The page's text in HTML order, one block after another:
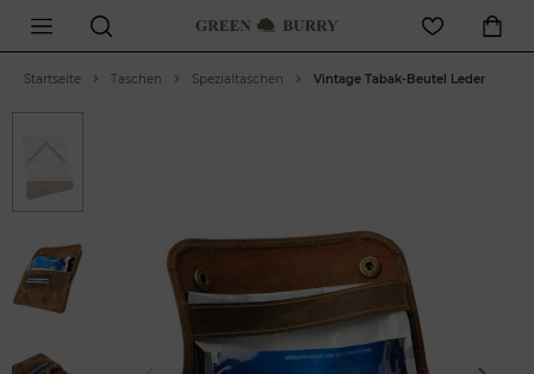
Startseite Taschen Spezialtaschen Vintage Tabak-Beutel Leder